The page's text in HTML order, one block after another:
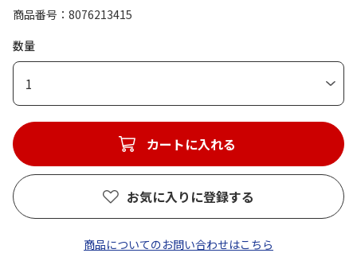
商品番号
8076213415
数量
1
カートに入れる
お気に入りに登録する
商品についてのお問い合わせはこちら